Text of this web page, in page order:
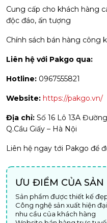
Cung cấp cho khách hàng
độc đáo, ấn tượng
Chính sách bán hàng công
Liên hệ với Pakgo qua:
Hotline: 0967555821
Website: https://pakgo.vn/
Địa chỉ: Số 16 Lô 13A
Q.Cầu Giấy – Hà Nội
Liên hệ ngay tới Pakgo để
ƯU ĐIỂM CỦA SẢN
Sản phẩm được thiết kế
Công nghệ sản xuất hiện
nhu cầu của khách hàng